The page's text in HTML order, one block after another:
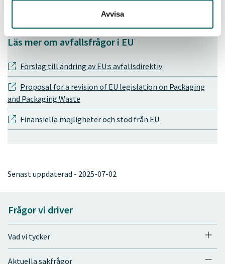
Avvisa
Frågor vi driver
Vad vi tycker
Aktuella sakfrågor
Läs mer om avfallsfrågor i EU
Förslag till ändring av EU:s avfallsdirektiv
Proposal for a revision of EU legislation on Packaging
and Packaging Waste
Finansiella möjligheter och stöd från EU
Senast uppdaterad - 2025-07-02